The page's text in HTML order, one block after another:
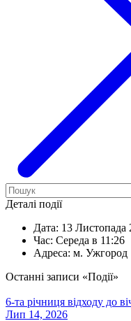
Деталі події
Дата: 13 Листопада
Час: Середа в 11:26
Адреса: м. Ужгород
Останні записи «Події»
6-та річниця відходу до
Лип 14, 2026